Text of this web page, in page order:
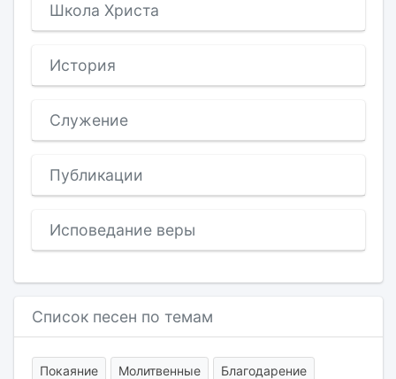
Школа Христа
История
Служение
Публикации
Исповедание веры
Список песен по темам
Покаяние Молитвенные Благодарение